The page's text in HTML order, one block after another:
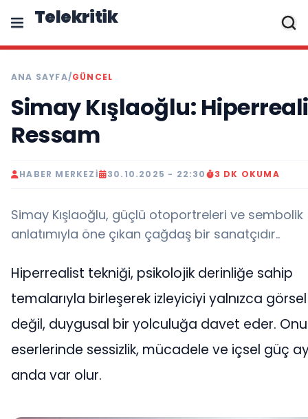
Telekritik
ANA SAYFA/GÜNCEL
Simay Kışlaoğlu:
Ressam
HABER MERKEZI 30.10.2025 - 22:30 3 DK OKUMA
Simay Kışlaoğlu, güçlü otoportreleri ve sembolik
anlatımıyla öne çıkan çağdaş bir sanatçıdır..
Hiperrealist tekniği, psikolojik derinliğe sahip
temalarıyla birleşerek izleyiciyi yalnızca görsel
değil, duygusal bir yolculuğa davet eder.
eserlerinde sessizlik, mücadele ve içsel güç
anda var olur.